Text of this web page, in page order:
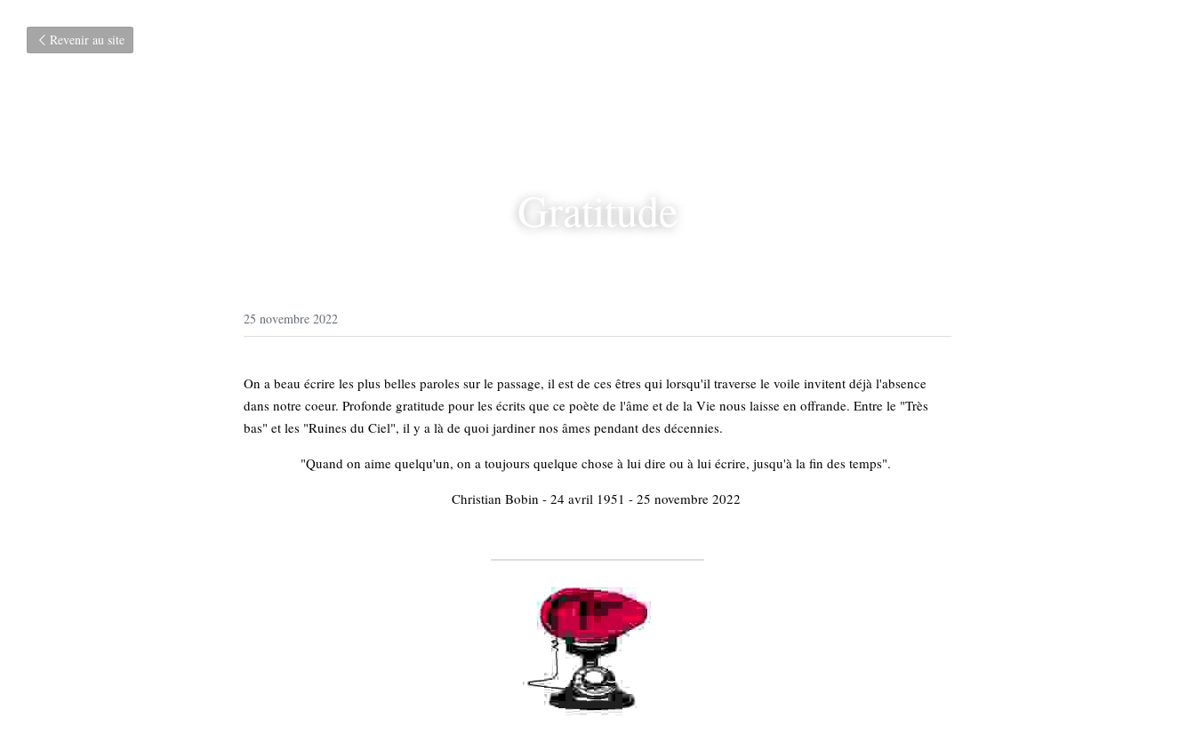
Revenir au site
Gratitude
25 novembre 2022
On a beau écrire les plus belles paroles sur le passage, il est de ces êtres qui lorsqu'il traverse le voile invitent déjà l'absence
dans notre coeur. Profonde gratitude pour les écrits que ce poète de l'âme et de la Vie nous laisse en offrande. Entre le "Très
bas" et les "Ruines du Ciel", il y a là de quoi jardiner nos âmes pendant des décennies.
"Quand on aime quelqu'un, on a toujours quelque chose à lui dire ou à lui écrire, jusqu'à la fin des temps".
Christian Bobin - 24 avril 1951 - 25 novembre 2022